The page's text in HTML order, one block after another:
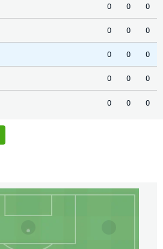
0 0 0
0 0 0
0 0 0
0 0 0
0 0 0